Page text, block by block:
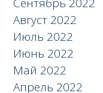
Август 2022
Июль 2022
Июнь 2022
Май 2022
Апрель 2022